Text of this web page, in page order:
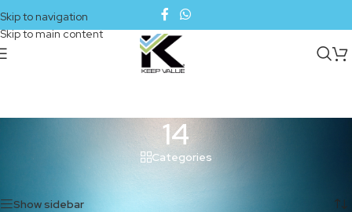
Skip to navigation
Skip to main content
14
Categories
Productos etiquetados “14”
Show sidebar